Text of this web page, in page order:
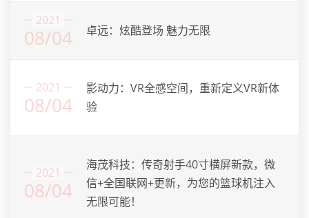
2021
08/04 卓远：炫酷登场 魅力无限
2021
08/04
影动力：VR全感空间，重新定义VR新体
验
2021
08/04
海茂科技：传奇射手40寸横屏新款，微
信+全国联网+更新，为您的篮球机注入
无限可能！